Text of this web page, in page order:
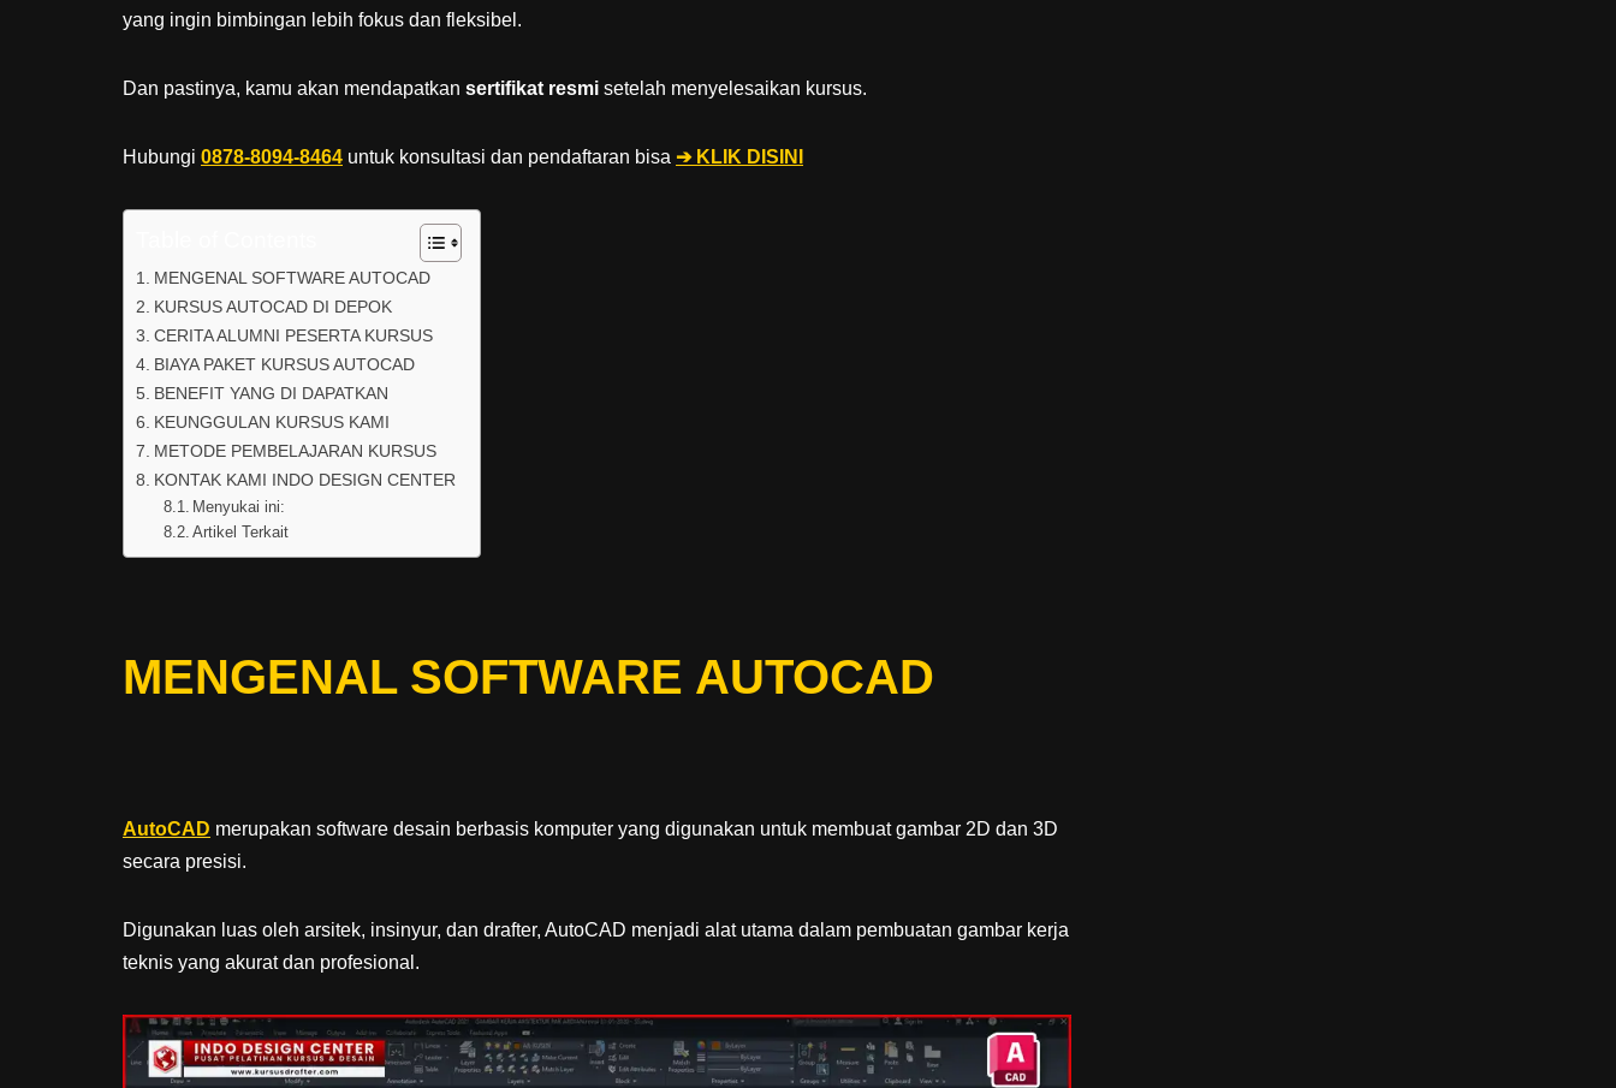
yang ingin bimbingan lebih fokus dan fleksibel.
Dan pastinya, kamu akan mendapatkan sertifikat resmi setelah menyelesaikan kursus.
Hubungi 0878-8094-8464 untuk konsultasi dan pendaftaran bisa ➔ KLIK DISINI
MENGENAL SOFTWARE AUTOCAD
KURSUS AUTOCAD DI DEPOK
CERITA ALUMNI PESERTA KURSUS
BIAYA PAKET KURSUS AUTOCAD
BENEFIT YANG DI DAPATKAN
KEUNGGULAN KURSUS KAMI
METODE PEMBELAJARAN KURSUS
KONTAK KAMI INDO DESIGN CENTER
Menyukai ini:
Artikel Terkait
MENGENAL SOFTWARE AUTOCAD
AutoCAD merupakan software desain berbasis komputer yang digunakan untuk membuat gambar 2D dan 3D
secara presisi.
Digunakan luas oleh arsitek, insinyur, dan drafter, AutoCAD menjadi alat utama dalam pembuatan gambar kerja
teknis yang akurat dan profesional.